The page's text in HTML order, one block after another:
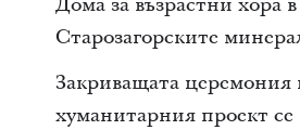
Старозагорските
Закриващата церемония
хуманитарния проект се